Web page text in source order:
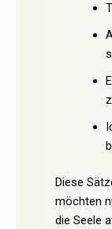
Diese
möchten
die Seele